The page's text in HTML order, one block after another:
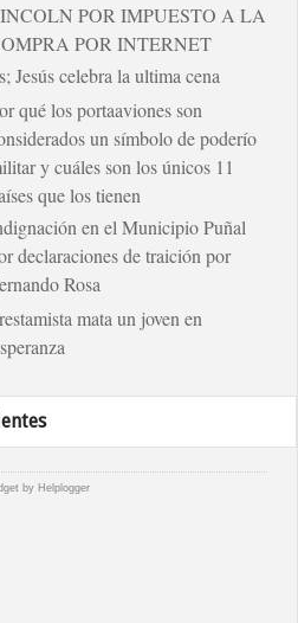
POR IMPUESTO A LA
POR INTERNET
Jesús celebra la ultima cena
qué los portaaviones son
un símbolo de poderío
y cuáles son los únicos 11
que los tienen
en el Municipio Puñal
declaraciones de traición por
Rosa
mata un joven en
by Helplogger